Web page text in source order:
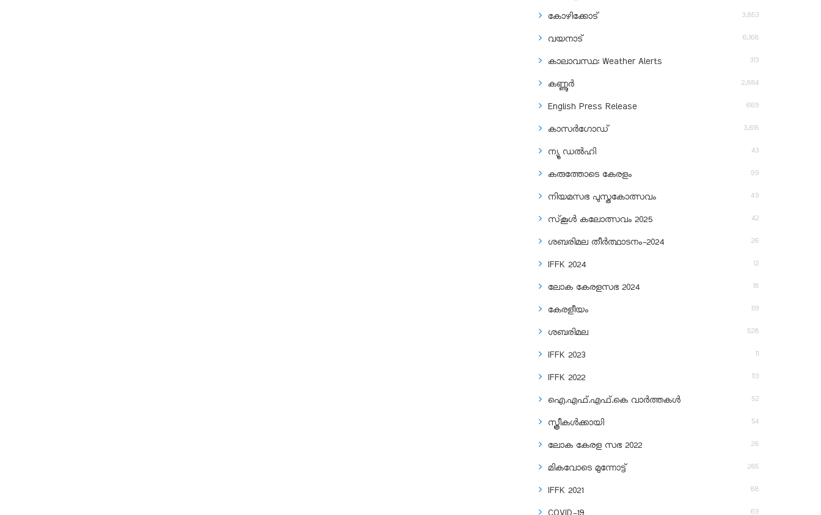
കോഴിക്കോട് 3,853
വയനാട് 6,168
കാലാവസ്ഥ: Weather Alerts 313
കണ്ണൂർ 2,884
English Press Release 669
കാസർഗോഡ് 3,615
ന്യൂ ഡൽഹി 43
കരുത്തോടെ കേരളം 99
നിയമസഭ പുസ്തകോത്സവം 49
സ്‌കൂൾ കലോത്സവം 2025 42
ശബരിമല തീര്‍ത്ഥാടനം-2024 26
IFFK 2024 12
ലോക കേരളസഭ 2024 18
കേരളീയം 119
ശബരിമല 528
IFFK 2023 11
IFFK 2022 113
ഐ.എഫ്.എഫ്.കെ വാർത്തകൾ 52
സ്ത്രീകൾക്കായി 54
ലോക കേരള സഭ 2022 28
മികവോടെ മുന്നോട്ട് 265
IFFK 2021 88
69